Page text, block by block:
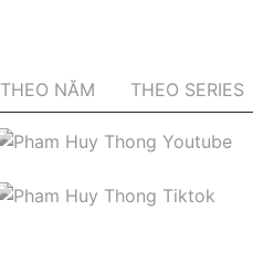
THEO NĂM THEO SERIES